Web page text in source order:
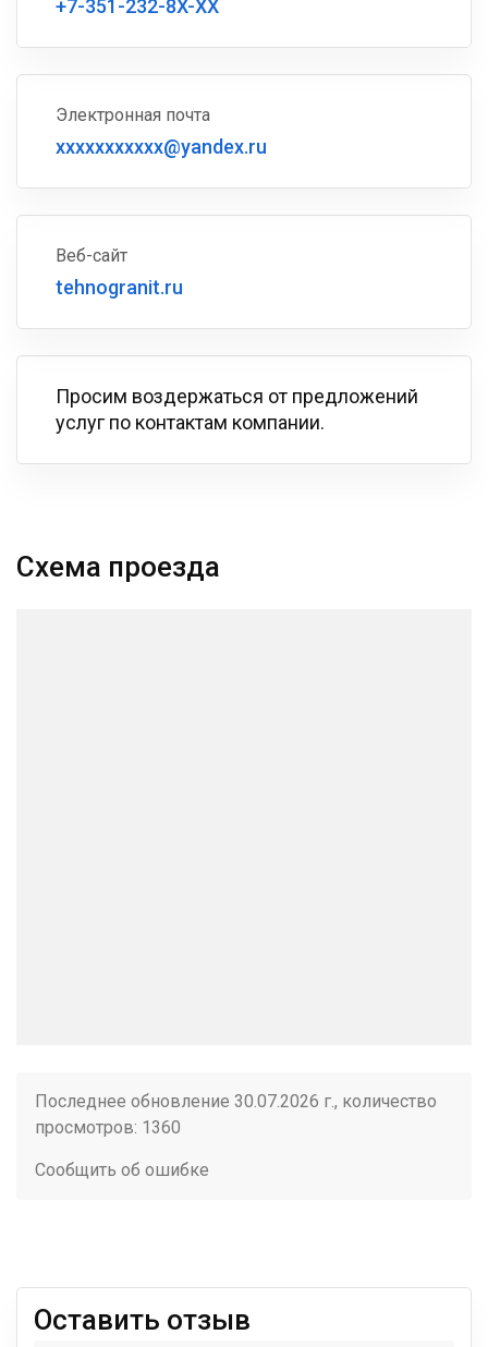
+7-351-232-8X-XX
Электронная почта
xxxxxxxxxxx@yandex.ru
Веб-сайт
tehnogranit.ru
Просим воздержаться от предложений
услуг по контактам компании.
Схема проезда
Последнее обновление 30.07.2026 г., количество
просмотров: 1360
Сообщить об ошибке
Оставить отзыв